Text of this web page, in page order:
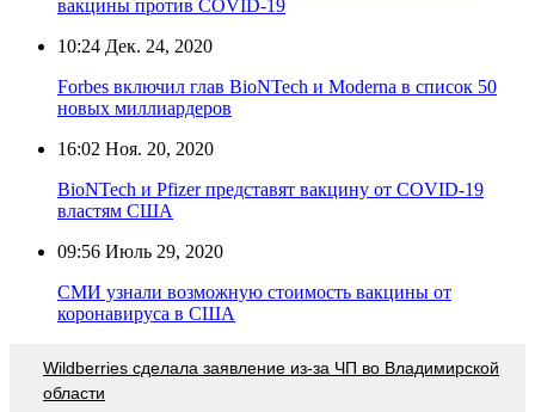
вакцины против COVID-19
10:24 Дек. 24, 2020
Forbes включил глав BioNTech и Moderna в список 50
новых миллиардеров
16:02 Ноя. 20, 2020
BioNTech и Pfizer представят вакцину от COVID-19
властям США
09:56 Июль 29, 2020
СМИ узнали возможную стоимость вакцины от
коронавируса в США
Wildberries cделала заявление из-за ЧП во Владимирской
области